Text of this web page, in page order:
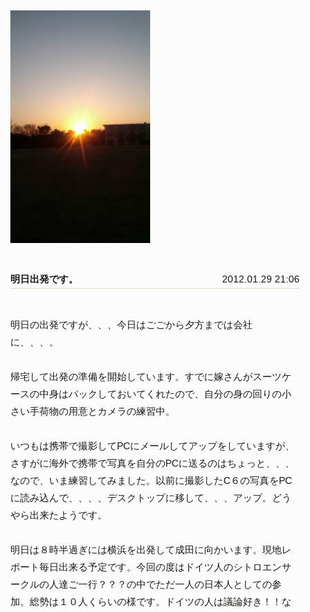
明日出発です。 2012.01.29 21:06
明日の出発ですが、、、今日はごごから夕方までは会社
に、、、。
帰宅して出発の準備を開始しています。すでに嫁さんがスーツケ
ースの中身はパックしておいてくれたので、自分の身の回りの小
さい手荷物の用意とカメラの練習中。
いつもは携帯で撮影してPCにメールしてアップをしていますが、
さすがに海外で携帯で写真を自分のPCに送るのはちょっと、、、
なので、いま練習してみました。以前に撮影したC６の写真をPC
に読み込んで、、、、デスクトップに移して、、、アップ。どう
やら出来たようです。
明日は８時半過ぎには横浜を出発して成田に向かいます。現地レ
ポート毎日出来る予定です。今回の度はドイツ人のシトロエンサ
ークルの人達ご一行？？？の中でただ一人の日本人としての参
加。総勢は１０人くらいの様です。ドイツの人は議論好き！！な